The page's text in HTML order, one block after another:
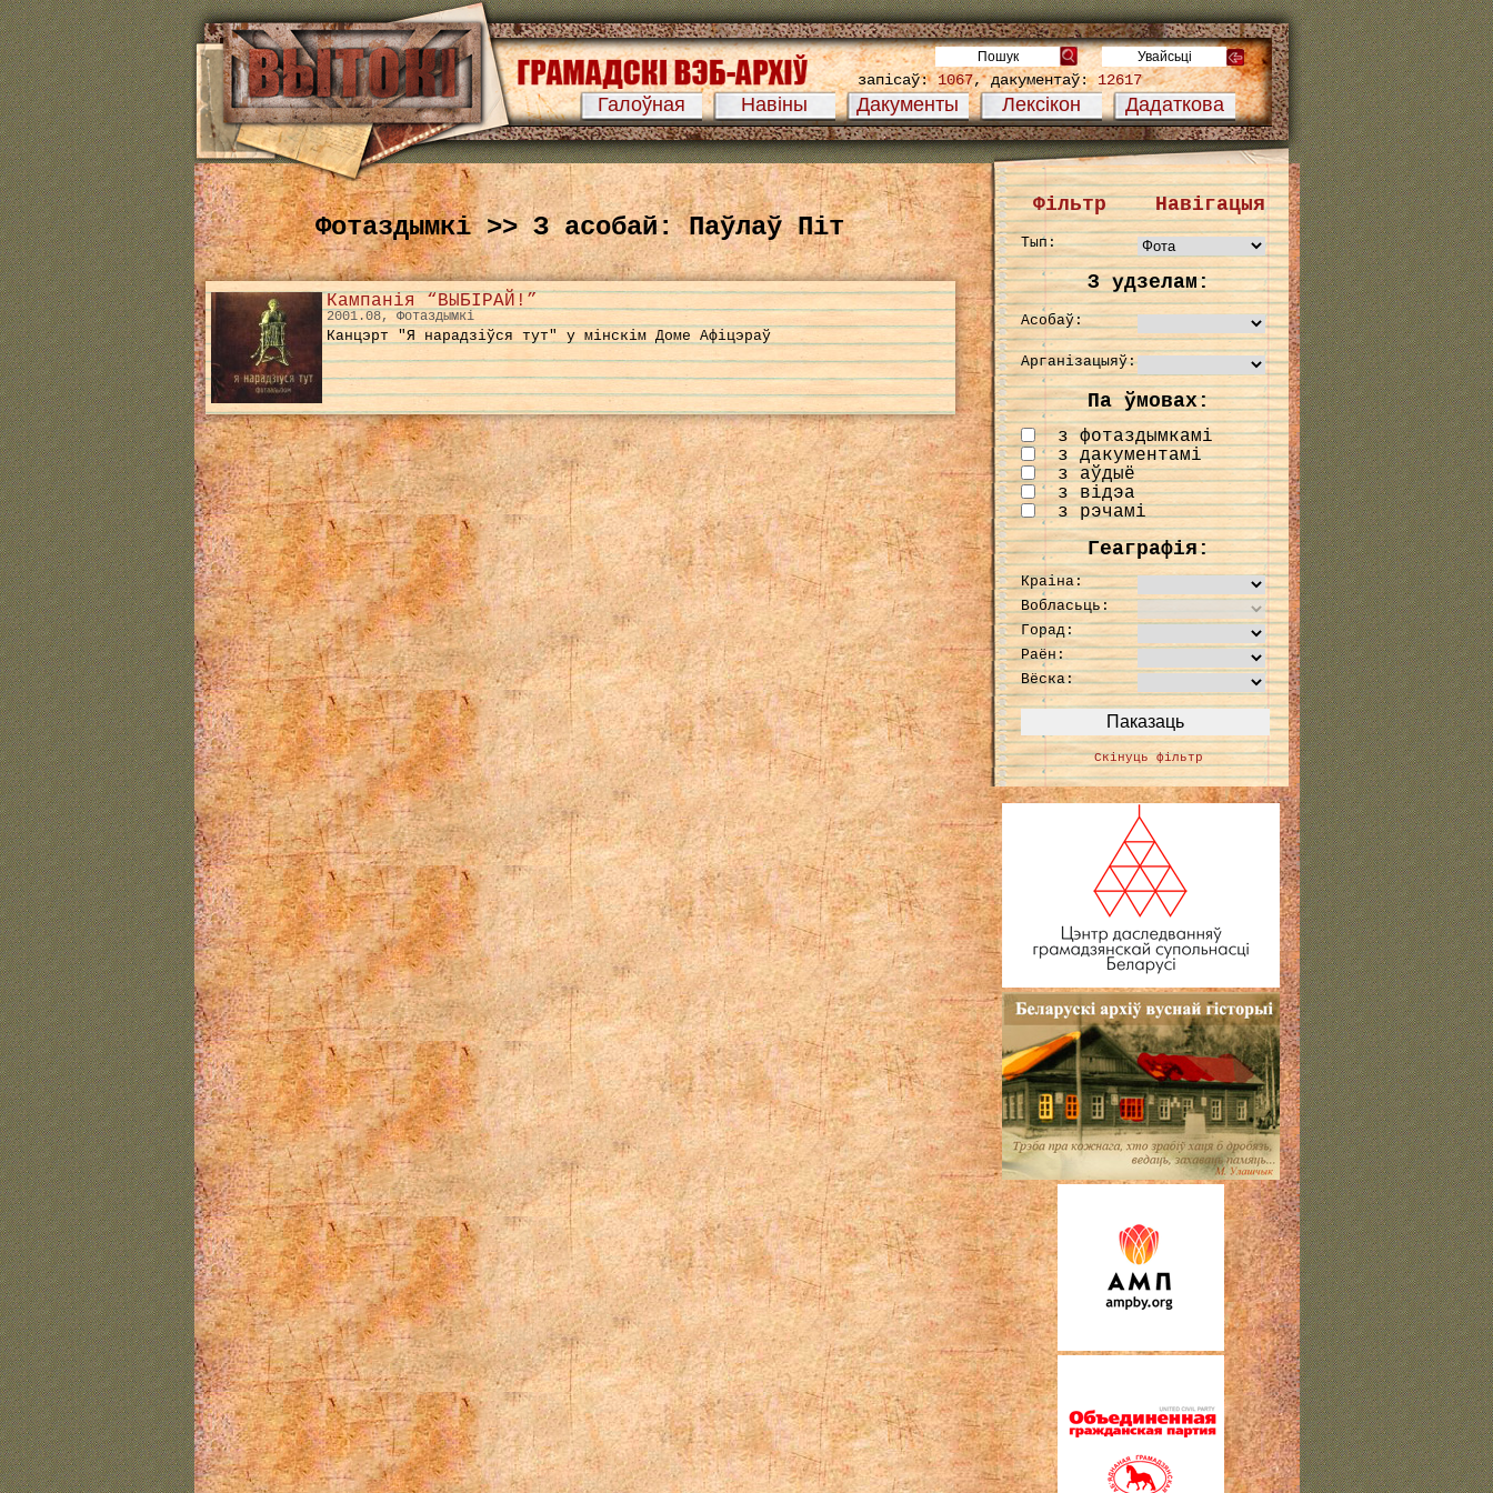
Галоўная Навіны Дакументы Лексікон Дадаткова
запісаў:1067, дакументаў:12617
Фотаздымкі >> З асобай: Паўлаў Піт
Кампанія “ВЫБІРАЙ!”
2001.08, Фотаздымкі
Канцэрт "Я нарадзіўся тут" у мінскім Доме Афіцэраў
Фільтр Навігацыя
Тып:
З удзелам:
Асобаў:
Арганізацыяў:
Па ўмовах:
з фотаздымкамі
з дакументамі
з аўдыё
з відэа
з рэчамі
Геаграфія:
Краіна:
Вобласьць:
Горад:
Раён:
Вёска:
Скінуць фільтр